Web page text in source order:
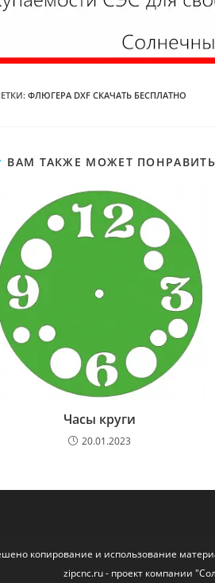
: ФЛЮГЕРА DXF СКАЧАТЬ БЕСПЛАТНО
ВАМ ТАКЖЕ МОЖЕТ
Часы круги
20.01.2023
копирование и использование
zipcnc.ru - проект компании